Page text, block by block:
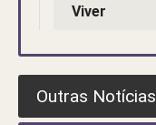
Viver
Outras Notícias